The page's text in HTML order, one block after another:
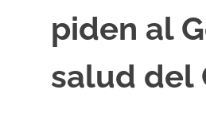
piden al
salud del